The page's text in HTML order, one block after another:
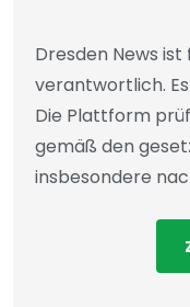
Dresden News
verantwortlich.
Die Plattform
gemäß den
insbesondere